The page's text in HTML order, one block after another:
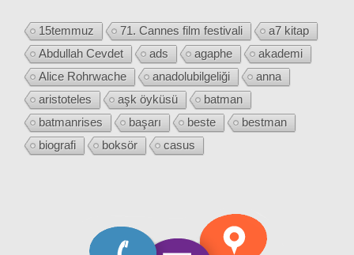
15temmuz 71. Cannes film festivali
a7 kitap
Abdullah Cevdet
ads agaphe
akademi
Alice Rohrwache
anadolubilgeliği
anna
aristoteles
aşk öyküsü
batman
batmanrises
başarı beste
bestman
biografi
boksör casus